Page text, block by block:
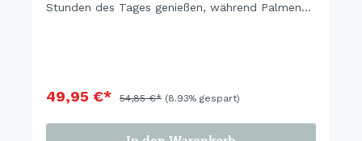
Stunden des Tages genießen, während Palmen
in einem tollen Vorteilsset.
49,95 €* 54,85 €* (8.93% gespart)